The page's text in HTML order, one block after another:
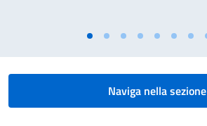
Naviga nella sezione